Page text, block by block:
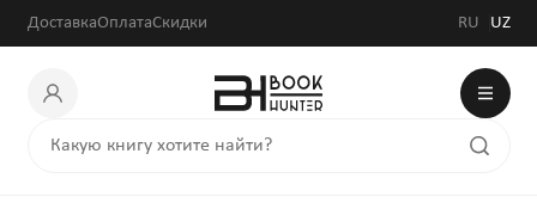
ДоставкаОплатаСкидки RU UZ